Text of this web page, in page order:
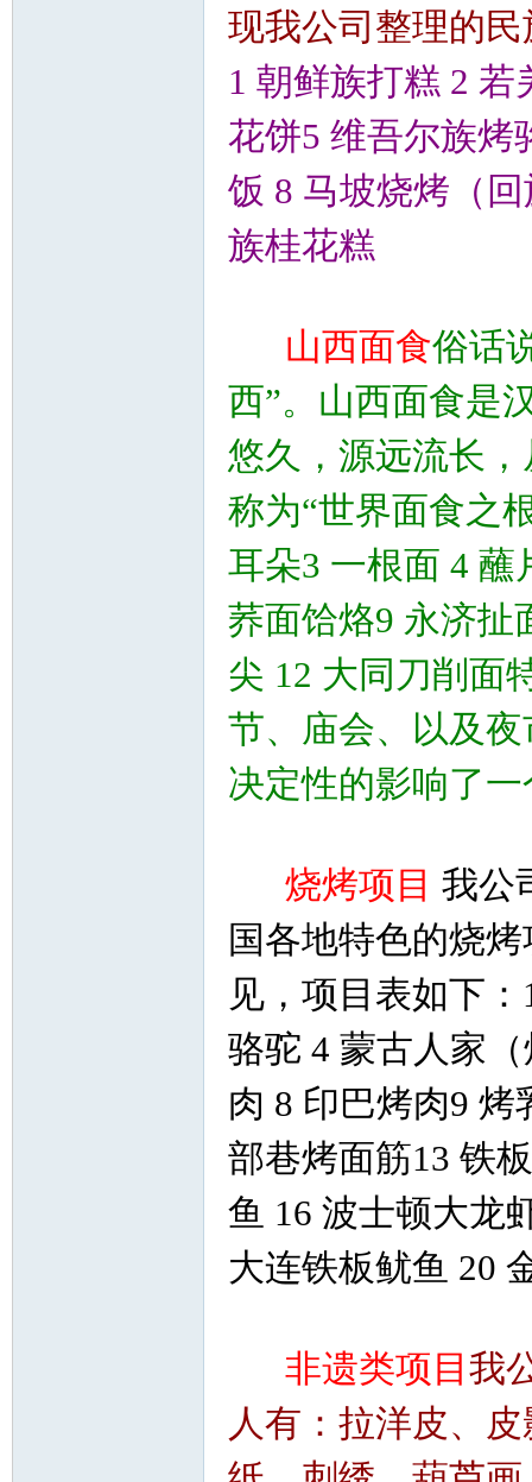
现我公司整理的
1 朝鲜族打糕 2
花饼5 维吾尔族烤
饭 8 马坡烧烤（
族桂花糕
山西面食俗话
西”。山西面食是
悠久，源远流长
称为“世界面食之
耳朵3 一根面 4 蘸
荞面饸烙9 永济扯
尖 12 大同刀削面
节、庙会、以及
决定性的影响了
烧烤项目 我公
国各地特色的烧
见，项目表如下
骆驼 4 蒙古人家
肉 8 印巴烤肉9 烤
部巷烤面筋13 铁
鱼 16 波士顿大龙
大连铁板鱿鱼 20
非遗类项目 我
人有：拉洋皮、